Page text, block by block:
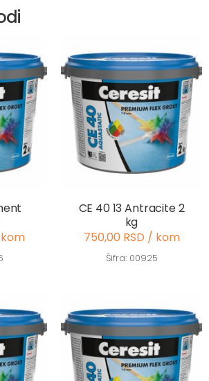
CE 40 13 Antracite 2
kg
750,00 RSD / kom
Šifra: 00925